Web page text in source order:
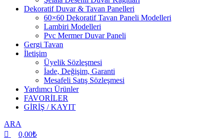
Dekoratif Duvar & Tavan Panelleri
60×60 Dekoratif Tavan Paneli Modelleri
Lambiri Modelleri
Pvc Mermer Duvar Paneli
Gergi Tavan
İletişim
Üyelik Sözleşmesi
İade, Değişim, Garanti
Mesafeli Satış Sözleşmesi
Yardımcı Ürünler
FAVORİLER
GİRİŞ / KAYIT
ARA
0,00₺